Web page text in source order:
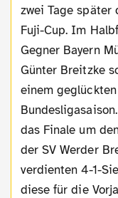
zwei Tage später
Fuji-Cup. Im
Gegner Bayern
Günter Breitzke
einem
das Finale um
der SV Werder
verdienten 4-1-
diese für die